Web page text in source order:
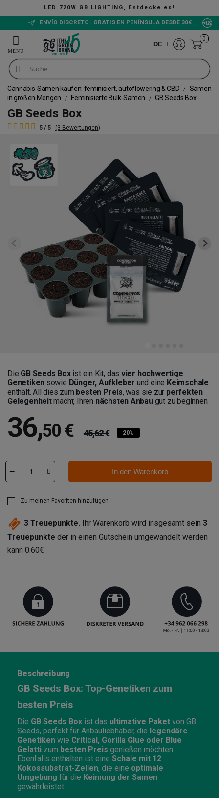
GB LIGHTING, Entdecke es!
ENVÍO DISCRETO | GRATIS EN PENÍNSULA DESDE 30€
DE
0
Cannabis-Samen kaufen: feminisiert, autoflowering & CBD
Samen
in großen Mengen
Feminisierte Bulk-Samen GB Seeds Box
GB Seeds Box
5 / 5 (3 Bewertungen)
Die GB Seeds Boxist ein Kit, das vier hochwertige
Genetiken sowie Dünger, Aufkleber und eine Keimschale
enthält. All dies zum besten Preis, was sie zur perfekten
Gelegenheitmacht, Ihren nächsten Anbaugut zu beginnen.
36,50 € 45,62 € 20%
In den Warenkorb
Zu meinen Favoriten hinzufügen
3 Treuepunkte. Ihr Warenkorb wird insgesamt sein 3
Treuepunkte der in einen Gutschein umgewandelt werden
kann 0.60€
Beschreibung
GB Seeds Box: Top-Genetiken zum
besten Preis
Die GB Seeds Box ist das ultimative Paket von GB
Seeds, perfekt für Anbauliebhaber, die legendäre
Genetiken wie Critical, Gorilla Glue oder Blue
Gelatti zum besten Preis genießen möchten.
Ebenfalls enthalten ist eine Schale mit 12
Kokossubstrat-Zellen, die eine optimale
Umgebung für die Keimung der Samen
gewährleistet.